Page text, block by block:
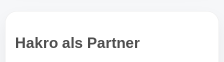
Hakro als Partner